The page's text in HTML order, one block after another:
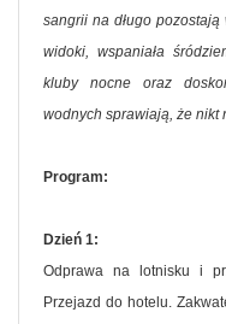
sangrii na długo
widoki, wspaniała
kluby nocne oraz
wodnych sprawiają, że nikt
Program:
Dzień 1:
Odprawa na lotnisku i
Przejazd do hotelu.